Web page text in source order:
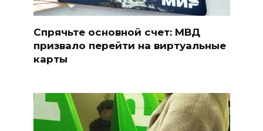
Спрячьте основной счет: МВД
призвало перейти на виртуальные
карты